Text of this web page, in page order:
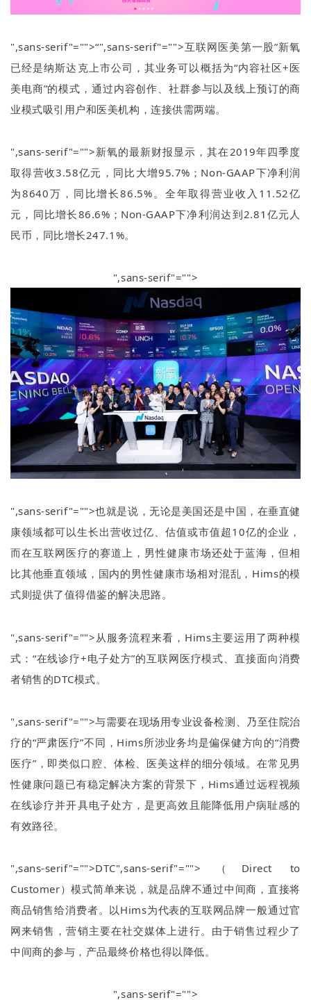
",sans-serif"="">“",sans-serif"="">互联网医美第一股”新氧
已经是纳斯达克上市公司，其业务可以概括为“内容社区+医
美电商”的模式，通过内容创作、社群参与以及线上预订的商
业模式吸引用户和医美机构，连接供需两端。
",sans-serif"="">新氧的最新财报显示，其在2019年四季度
取得营收3.58亿元，同比大增95.7% ； Non-GAAP下净利润
为8640万，同比增长86.5%。全年取得营业收入 11.52亿
元，同比增长86.6% ； Non-GAAP下净利润达到2.81 亿元人
民币，同比增长247.1%。
",sans-serif"="">
",sans-serif"="">也就是说，无论是美国还是中国，在垂直健
康领域都可以生长出营收过亿、估值或市值超 10亿的企业，
而在互联网医疗的赛道上，男性健康市场还处于蓝海，但相
比其他垂直领域，国内的男性健康市场相对混乱， Hims的模
式则提供了值得借鉴的解决思路。
",sans-serif"="">从服务流程来看， Hims主要运用了两种模
式： “在线诊疗+电子处方”的互联网医疗模式、直接面向消费
者销售的DTC模式。
",sans-serif"="">与需要在现场用专业设备检测、乃至住院治
疗的“严肃医疗”不同， Hims所涉业务均是偏保健方向的“消费
医疗” ，即类似口腔、体检、医美这样的细分领域。在常见男
性健康问题已有稳定解决方案的背景下， Hims通过远程视频
在线诊疗并开具电子处方，是更高效且能降低用户病耻感的
有效路径。
",sans-serif"="">DTC",sans-serif"="">（ Direct to
Customer）模式简单来说，就是品牌不通过中间商，直接将
商品销售给消费者。以Hims为代表的互联网品牌一般通过官
网来销售，营销主要在社交媒体上进行。由于销售过程少了
中间商的参与，产品最终价格也得以降低。
",sans-serif"="">